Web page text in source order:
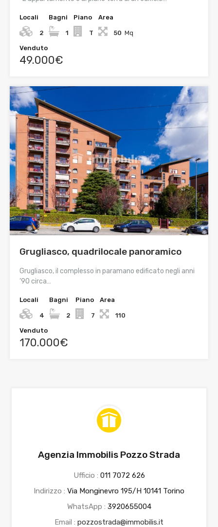
Locali
2
Bagni
1
Piano
T
Area
50 Mq
Venduto
49.000€
Grugliasco, quadrilocale panoramico
Grugliasco, il complesso in paramano edificato negli anni
’90 circa…
Locali
4
Bagni
2
Piano
7
Area
110
Venduto
170.000€
Agenzia Immobilis Pozzo Strada
Ufficio : 011 7072 626
Indirizzo : Via Monginevro 195/H 10141 Torino
WhatsApp : 3920655004
Email : pozzostrada@immobilis.it